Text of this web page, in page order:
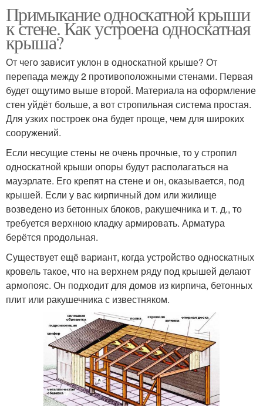
Примыкание односкатной крыши
к стене. Как устроена односкатная
крыша?
От чего зависит уклон в односкатной крыше? От
перепада между 2 противоположными стенами. Первая
будет ощутимо выше второй. Материала на оформление
стен уйдёт больше, а вот стропильная система простая.
Для узких построек она будет проще, чем для широких
сооружений.
Если несущие стены не очень прочные, то у стропил
односкатной крыши опоры будут располагаться на
мауэрлате. Его крепят на стене и он, оказывается, под
крышей. Если у вас кирпичный дом или жилище
возведено из бетонных блоков, ракушечника и т. д., то
требуется верхнюю кладку армировать. Арматура
берётся продольная.
Существует ещё вариант, когда устройство односкатных
кровель такое, что на верхнем ряду под крышей делают
армопояс. Он подходит для домов из кирпича, бетонных
плит или ракушечника с известняком.